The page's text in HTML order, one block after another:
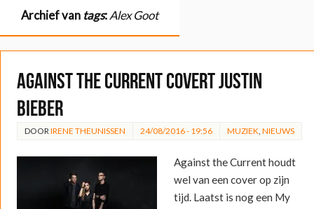
Archief van tags:Alex Goot
Against the Current covert Justin
Bieber
DOOR IRENE THEUNISSEN 24/08/2016 - 19:56 MUZIEK NIEUWS
Against the Current houdt
wel van een cover op zijn
tijd. Laatst is nog een My